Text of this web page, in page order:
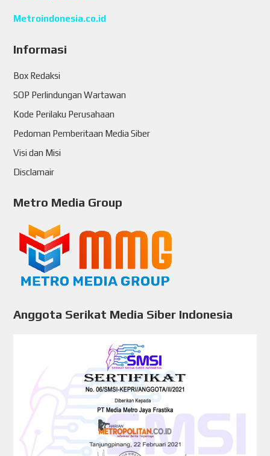
Metroindonesia.co.id
Informasi
Box Redaksi
SOP Perlindungan Wartawan
Kode Perilaku Perusahaan
Pedoman Pemberitaan Media Siber
Visi dan Misi
Disclamair
Metro Media Group
Anggota Serikat Media Siber Indonesia